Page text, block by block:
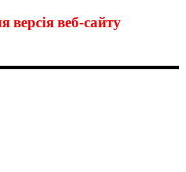
версія веб-сайту